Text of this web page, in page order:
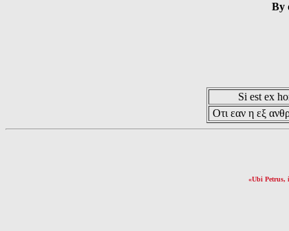
By
Si est ex
Οτι εαν η εξ
«Ubi Petrus,